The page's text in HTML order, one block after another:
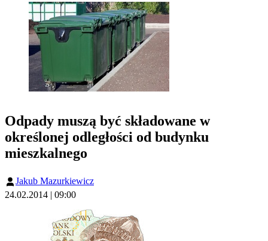
Odpady muszą być składowane w
określonej odległości od budynku
mieszkalnego
Jakub Mazurkiewicz
24.02.2014 | 09:00